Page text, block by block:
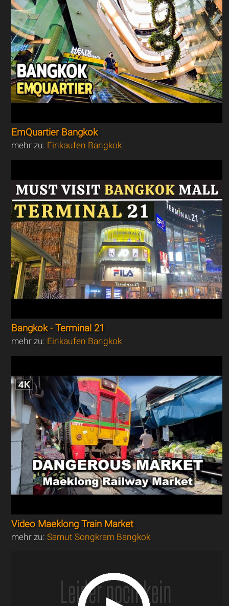
EmQuartier Bangkok
mehr zu: Einkaufen Bangkok
Bangkok - Terminal 21
mehr zu: Einkaufen Bangkok
Video Maeklong Train Market
mehr zu:Samut Songkram Bangkok